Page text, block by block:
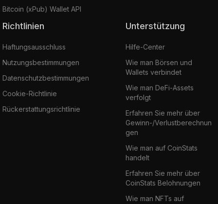
Bitcoin (xPub) Wallet API
Richtlinien
Haftungsausschluss
Nutzungsbestimmungen
Datenschutzbestimmungen
Cookie-Richtlinie
Rückerstattungsrichtlinie
Unterstützung
Hilfe-Center
Wie man Börsen und
Wallets verbindet
Wie man DeFi-Assets
verfolgt
Erfahren Sie mehr über
Gewinn-/Verlustberechnun
gen
Wie man auf CoinStats
handelt
Erfahren Sie mehr über
CoinStats Belohnungen
Wie man NFTs auf